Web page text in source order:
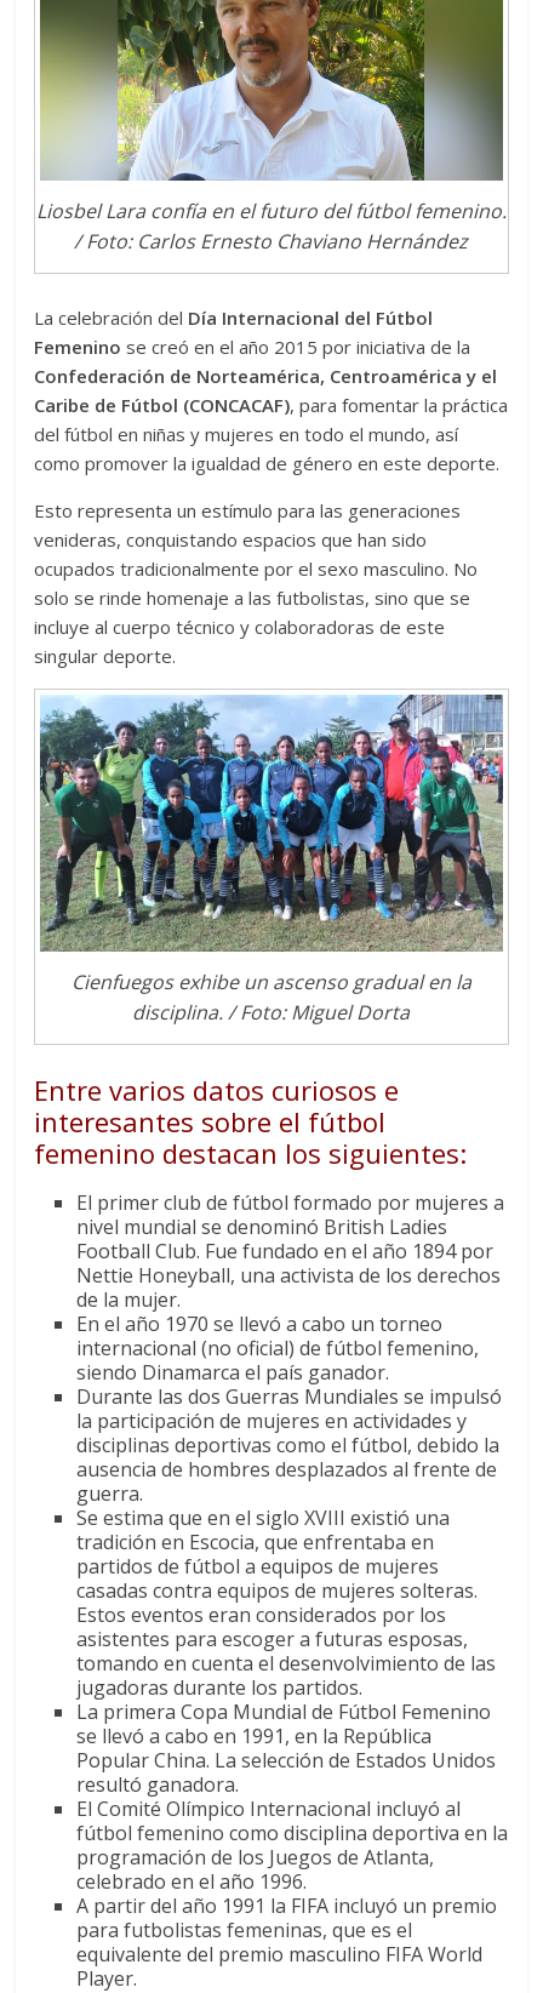
Liosbel Lara confía en el futuro del fútbol femenino.
/ Foto: Carlos Ernesto Chaviano Hernández
La celebración del Día Internacional del Fútbol
Femenino se creó en el año 2015 por iniciativa de la
Confederación de Norteamérica, Centroamérica y el
Caribe de Fútbol (CONCACAF), para fomentar la práctica
del fútbol en niñas y mujeres en todo el mundo, así
como promover la igualdad de género en este deporte.
Esto representa un estímulo para las generaciones
venideras, conquistando espacios que han sido
ocupados tradicionalmente por el sexo masculino. No
solo se rinde homenaje a las futbolistas, sino que se
incluye al cuerpo técnico y colaboradoras de este
singular deporte.
Cienfuegos exhibe un ascenso gradual en la
disciplina. / Foto: Miguel Dorta
Entre varios datos curiosos e
interesantes sobre el fútbol
femenino destacan los siguientes:
El primer club de fútbol formado por mujeres a
nivel mundial se denominó British Ladies
Football Club. Fue fundado en el año 1894 por
Nettie Honeyball, una activista de los derechos
de la mujer.
En el año 1970 se llevó a cabo un torneo
internacional (no oficial) de fútbol femenino,
siendo Dinamarca el país ganador.
Durante las dos Guerras Mundiales se impulsó
la participación de mujeres en actividades y
disciplinas deportivas como el fútbol, debido la
ausencia de hombres desplazados al frente de
guerra.
Se estima que en el siglo XVIII existió una
tradición en Escocia, que enfrentaba en
partidos de fútbol a equipos de mujeres
casadas contra equipos de mujeres solteras.
Estos eventos eran considerados por los
asistentes para escoger a futuras esposas,
tomando en cuenta el desenvolvimiento de las
jugadoras durante los partidos.
La primera Copa Mundial de Fútbol Femenino
se llevó a cabo en 1991, en la República
Popular China. La selección de Estados Unidos
resultó ganadora.
El Comité Olímpico Internacional incluyó al
fútbol femenino como disciplina deportiva en la
programación de los Juegos de Atlanta,
celebrado en el año 1996.
A partir del año 1991 la FIFA incluyó un premio
para futbolistas femeninas, que es el
equivalente del premio masculino FIFA World
Player.